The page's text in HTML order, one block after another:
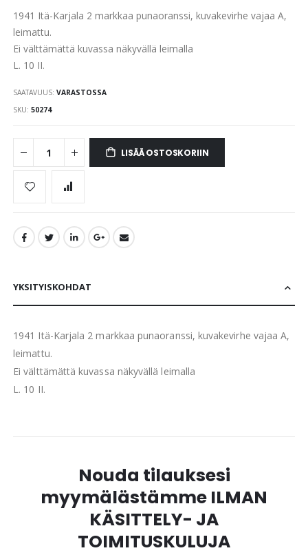
images
gallery
1941 Itä-Karjala 2 markkaa punaoranssi, kuvakevirhe vajaa A,
leimattu.
Ei välttämättä kuvassa näkyvällä leimalla
L. 10 II.
SAATAVUUS: VARASTOSSA
SKU 50274
LISÄÄ OSTOSKORIIN
YKSITYISKOHDAT
1941 Itä-Karjala 2 markkaa punaoranssi, kuvakevirhe vajaa A,
leimattu.
Ei välttämättä kuvassa näkyvällä leimalla
L. 10 II.
Nouda tilauksesi
myymälästämme ILMAN
KÄSITTELY- JA
TOIMITUSKULUJA